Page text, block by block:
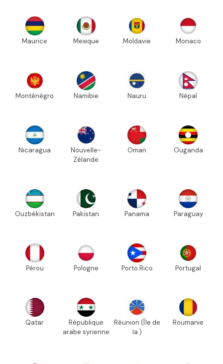
Maurice Mexique Moldavie Monaco
Monténégro Namibie Nauru Népal
Nicaragua
Nouvelle-
Zélande
Oman Ouganda
Ouzbékistan Pakistan Panama Paraguay
Pérou Pologne Porto Rico Portugal
Qatar
République
arabe syrienne
Réunion (Île de
la )
Roumanie